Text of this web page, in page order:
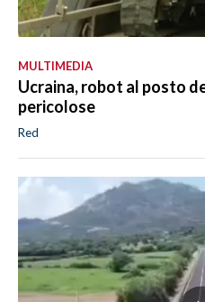
MULTIMEDIA
Ucraina, robot al posto
pericolose
Red